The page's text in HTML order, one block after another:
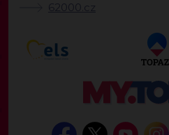
62000.cz